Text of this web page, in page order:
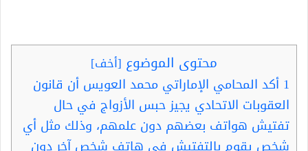
محتوى الموضوع [أخف]
1 أكد المحامي الإماراتي محمد العويس أن قانون
العقوبات الاتحادي يجيز حبس الأزواج في حال
تفتيش هواتف بعضهم دون علمهم، وذلك مثل أي
شخص يقوم بالتفتيش في هاتف شخص آخر دون